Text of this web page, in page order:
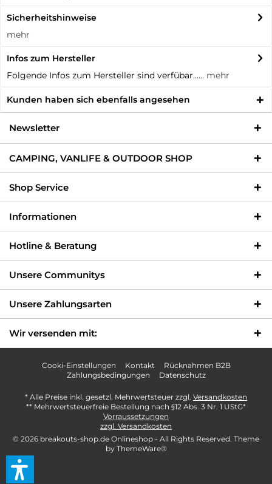
Sicherheitshinweise
mehr
Infos zum Hersteller
Folgende Infos zum Hersteller sind verfübar...... mehr
Kunden haben sich ebenfalls angesehen
Newsletter
CAMPING, VANLIFE & OUTDOOR SHOP
Shop Service
Informationen
Hotline & Beratung
Unsere Communitys
Unsere Zahlungsarten
Wir versenden mit:
Cooki-Einstellungen Kontakt
Rücknahmen B2B
Zahlungsbedingungen
Datenschutz
* Alle Preise inkl. gesetzl. Mehrwertsteuer zzgl. Versandkosten
** Mehrwertsteuerfreie Bestellung nach §12 Abs. 3 Nr. 1 UStG*
Vorraussetzungen
zzgl. Versandkosten
© 2026 breakouts-shop.de Onlineshop - All Rights Reserved. Theme
by ThemeWare®